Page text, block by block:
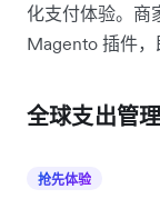
化支付体验。商
Magento 插件，
全球支出管
抢先体验